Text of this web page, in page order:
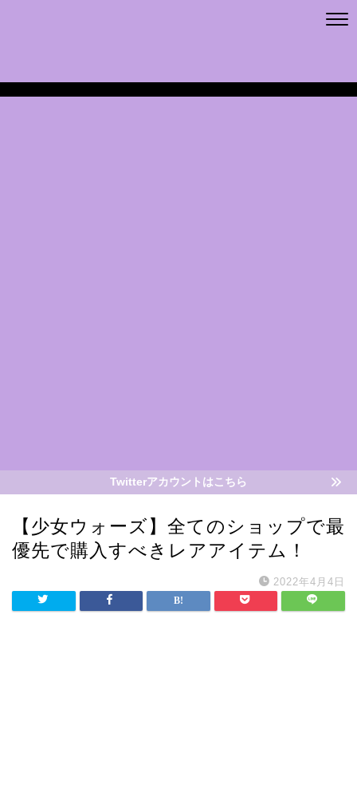
Twitterアカウントはこちら
【少女ウォーズ】全てのショップで最
優先で購入すべきレアアイテム！
2022年4月4日